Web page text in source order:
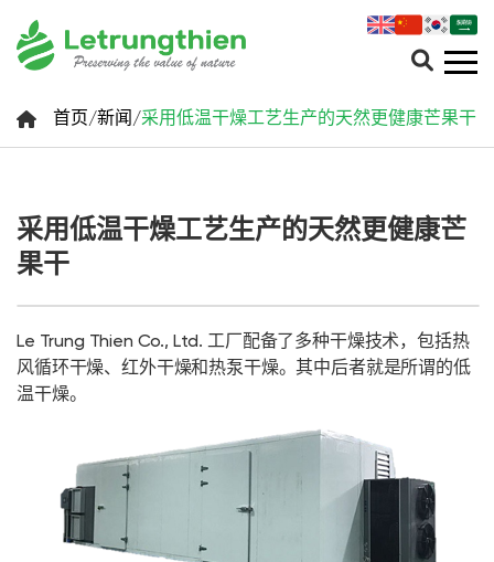
首页/新闻 /采用低温干燥工艺生产的天然更健康芒果干
采用低温干燥工艺生产的天然更健康芒
果干
Le Trung Thien Co., Ltd. 工厂配备了多种干燥技术，包括热
风循环干燥、红外干燥和热泵干燥。其中后者就是所谓的低
温干燥。